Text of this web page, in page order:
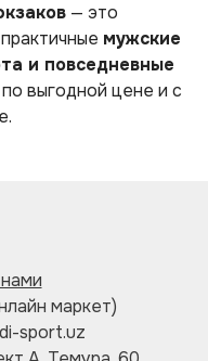
— это
мужские
и повседневные
выгодной цене и с
маркет)
sport.uz